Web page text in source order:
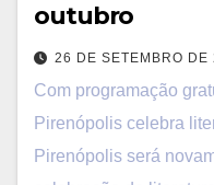
outubro
26 DE SETEMBRO DE
Com programação
Pirenópolis celebra
Pirenópolis será